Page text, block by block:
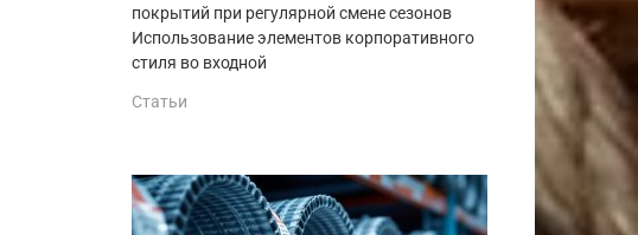
покрытий при регулярной смене сезонов
Использование элементов корпоративного
стиля во входной
Статьи